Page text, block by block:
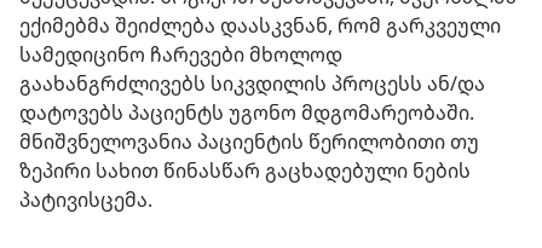
ექიმებმა შეიძლება დაასკვნან, რომ გარკვეული
სამედიცინო ჩარევები მხოლოდ
გაახანგრძლივებს სიკვდილის პროცესს ან/და
დატოვებს პაციენტს უგონო მდგომარეობაში.
მნიშვნელოვანია პაციენტის წერილობითი თუ
ზეპირი სახით წინასწარ გაცხადებული ნების
პატივისცემა.